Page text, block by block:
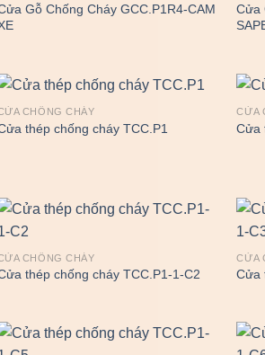
Gỗ Chống Cháy GCC.P1R4-CAM
Cửa
CHỐNG CHÁY
thép chống cháy TCC.P1
CỬA
Cửa
CHỐNG CHÁY
thép chống cháy TCC.P1-1-C2
CỬA
Cửa